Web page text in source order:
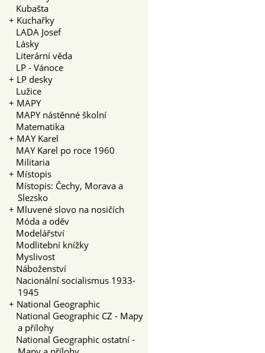
Kubašta
+ Kuchařky
LADA Josef
Lásky
Literární věda
LP - Vánoce
+ LP desky
Lužice
+ MAPY
MAPY nástěnné školní
Matematika
+ MAY Karel
MAY Karel po roce 1960
Militaria
+ Místopis
Místopis: Čechy, Morava a
Slezsko
+ Mluvené slovo na nosičích
Móda a oděv
Modelářství
Modlitební knížky
Myslivost
Náboženství
Nacionální socialismus 1933-
1945
+ National Geographic
National Geographic CZ - Mapy
a přílohy
National Geographic ostatní -